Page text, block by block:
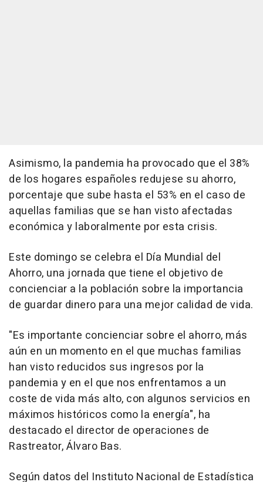
Asimismo, la pandemia ha provocado que el 38%
de los hogares españoles redujese su ahorro,
porcentaje que sube hasta el 53% en el caso de
aquellas familias que se han visto afectadas
económica y laboralmente por esta crisis.
Este domingo se celebra el Día Mundial del
Ahorro, una jornada que tiene el objetivo de
concienciar a la población sobre la importancia
de guardar dinero para una mejor calidad de vida.
"Es importante concienciar sobre el ahorro, más
aún en un momento en el que muchas familias
han visto reducidos sus ingresos por la
pandemia y en el que nos enfrentamos a un
coste de vida más alto, con algunos servicios en
máximos históricos como la energía", ha
destacado el director de operaciones de
Rastreator, Álvaro Bas.
Según datos del Instituto Nacional de Estadística